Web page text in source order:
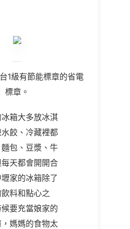
1級有節能標章的省電
標章。
箱大多放冰淇
餃、冷藏裡都
包、豆漿、牛
天都會開開合
家的冰箱除了
料和點心之
要充當娘家的
媽媽的食物太